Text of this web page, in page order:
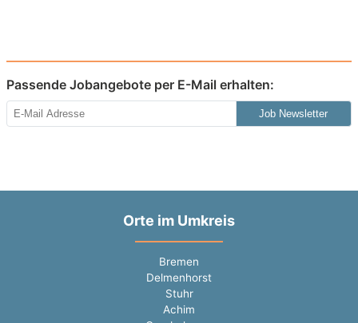
Passende Jobangebote per E-Mail erhalten:
Job Newsletter
Orte im Umkreis
Bremen
Delmenhorst
Stuhr
Achim